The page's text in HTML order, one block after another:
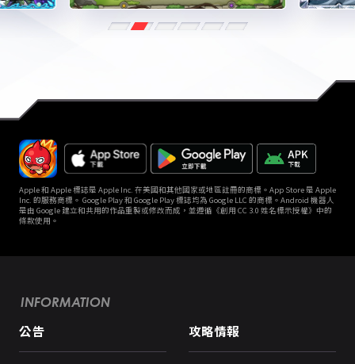
Apple 和 Apple 標誌是 Apple Inc. 在美國和其他國家或地區註冊的商標。App Store 是 Apple
Inc. 的服務商標。 Google Play 和 Google Play 標誌均為 Google LLC 的商標。Android 機器人
是由 Google 建立和共用的作品重製或修改而成，並遵循《創用 CC 3.0 姓名標示授權》中的
條款使用。
INFORMATION
公告 攻略情報